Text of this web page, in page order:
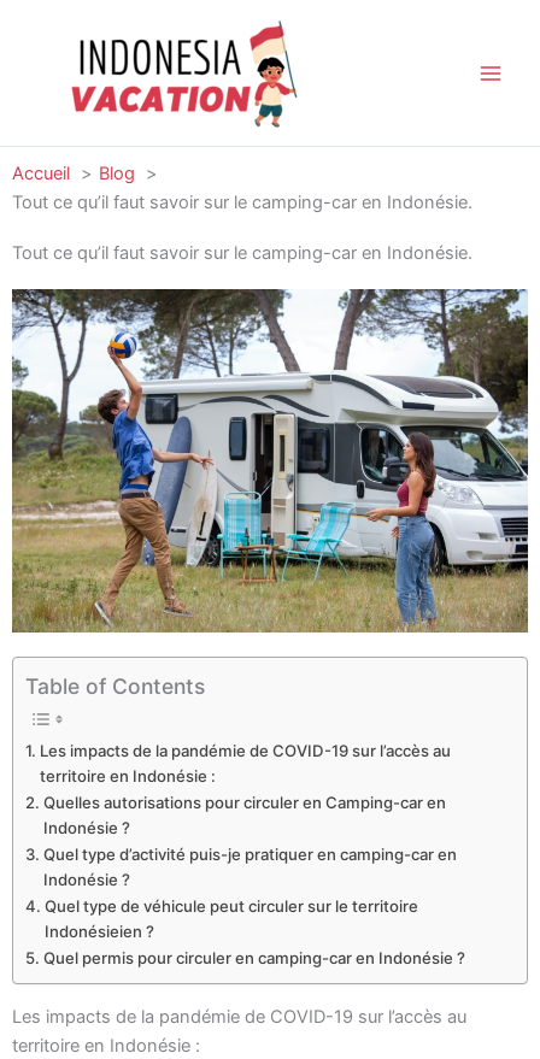
Accueil
Blog
Tout ce qu’il faut savoir sur le camping-car en Indonésie.
Tout ce qu’il faut savoir sur le camping-car en Indonésie.
Table of Contents
Les impacts de la pandémie de COVID-19 sur l’accès au
territoire en Indonésie :
Quelles autorisations pour circuler en Camping-car en
Indonésie ?
Quel type d’activité puis-je pratiquer en camping-car en
Indonésie ?
Quel type de véhicule peut circuler sur le territoire
Indonésieien ?
Quel permis pour circuler en camping-car en Indonésie ?
Les impacts de la pandémie de COVID-19 sur l’accès au
territoire en Indonésie :